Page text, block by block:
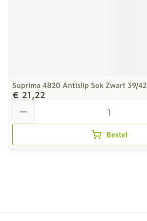
Suprima 4820 Antislip Sok Zwart 39/42
€ 21,22
Bestel